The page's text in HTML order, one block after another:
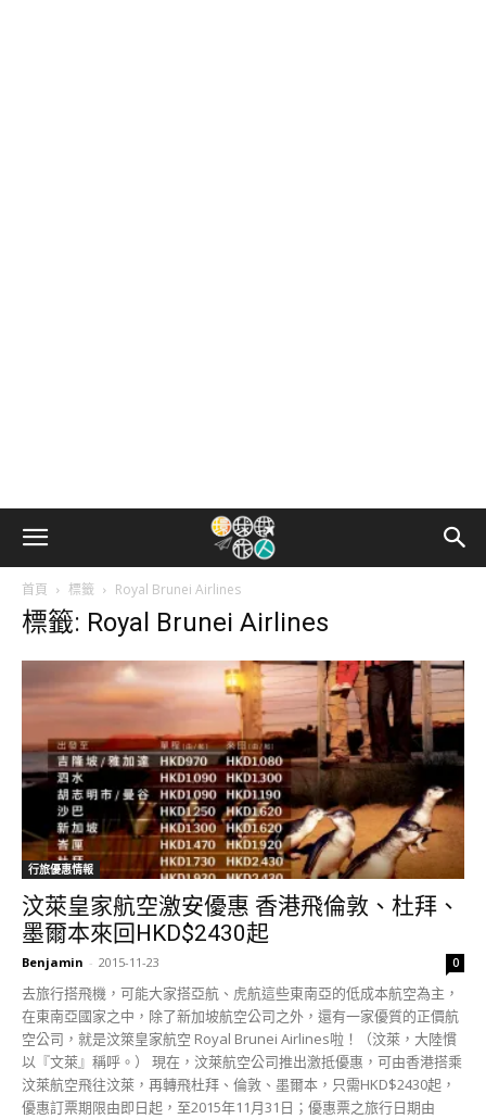
首頁 標籤 Royal Brunei Airlines
標籤: Royal Brunei Airlines
行旅優惠情報
汶萊皇家航空激安優惠 香港飛倫敦、杜拜、
墨爾本來回HKD$2430起
Benjamin - 2015-11-23 0
去旅行搭飛機，可能大家搭亞航、虎航這些東南亞的低成本航空為主，
在東南亞國家之中，除了新加坡航空公司之外，還有一家優質的正價航
空公司，就是汶箂皇家航空 Royal Brunei Airlines啦！（汶萊，大陸慣
以『文萊』稱呼。） 現在，汶萊航空公司推出激抵優惠，可由香港搭乘
汶萊航空飛往汶萊，再轉飛杜拜、倫敦、墨爾本，只需HKD$2430起，
優惠訂票期限由即日起，至2015年11月31日；優惠票之旅行日期由